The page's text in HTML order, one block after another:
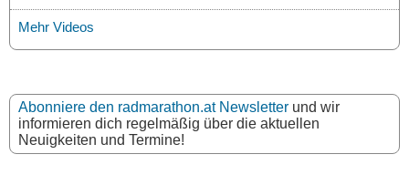
Mehr Videos
Abonniere den radmarathon.at Newsletter und wir
informieren dich regelmäßig über die aktuellen
Neuigkeiten und Termine!